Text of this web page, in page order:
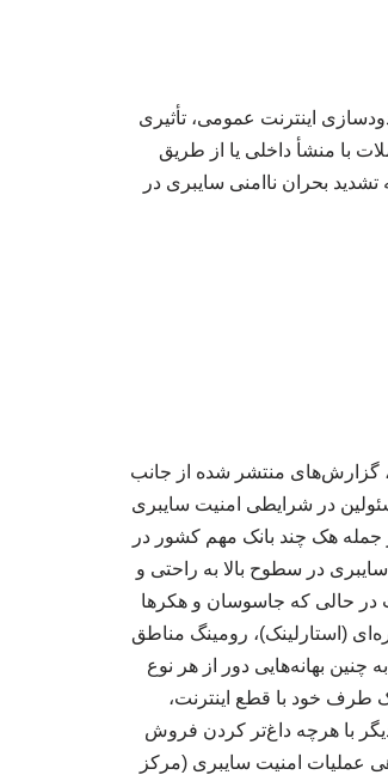
اینترنت عمومی، تأثیری
با منشأ داخلی یا از طریق
بحران ناامنی سایبری در
گزارش‌های منتشر شده از جانب
در شرایطی امنیت سایبری
جمله هک چند بانک مهم کشور در
در سطوح بالا به راحتی و
در حالی که جاسوسان و هکرها
(استارلینک)، رومینگ مناطق
چنین بهانه‌هایی دور از هر نوع
طرف خود با قطع اینترنت،
با هرچه داغ‌تر کردن فروش
عملیات امنیت سایبری (مرکز